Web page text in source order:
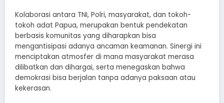
Kolaborasi antara TNI, Polri, masyarakat, dan tokoh-
tokoh adat Papua, merupakan bentuk pendekatan
berbasis komunitas yang diharapkan bisa
mengantisipasi adanya ancaman keamanan. Sinergi ini
menciptakan atmosfer di mana masyarakat merasa
dilibatkan dan dihargai, serta menegaskan bahwa
demokrasi bisa berjalan tanpa adanya paksaan atau
kekerasan.